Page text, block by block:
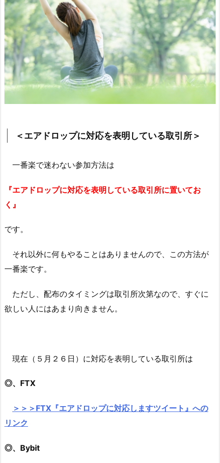
＜エアドロップに対応を表明している取引所＞
一番楽で迷わない参加方法は
『エアドロップに対応を表明している取引所に置いてお
く』
です。
それ以外に何もやることはありませんので、この方法が
一番楽です。
ただし、配布のタイミングは取引所次第なので、すぐに
欲しい人にはあまり向きません。
現在（５月２６日）に対応を表明している取引所は
◎、FTX
＞＞＞FTX『エアドロップに対応しますツイート』への
リンク
◎、Bybit